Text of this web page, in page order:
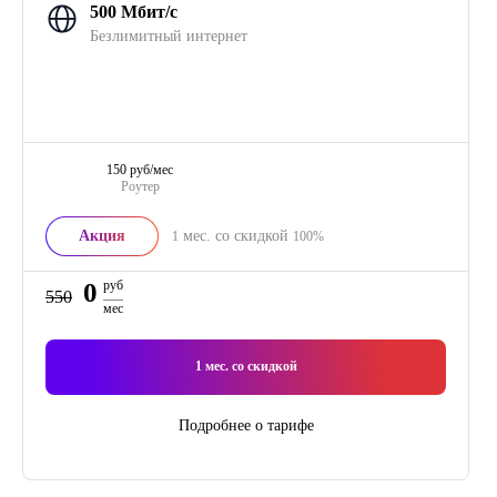
500 Мбит/с
Безлимитный интернет
Роутер
150 руб/мес
Акция 1 мес. со скидкой 100%
550 0 руб
мес
1мес. со скидкой
Подробнее о тарифе